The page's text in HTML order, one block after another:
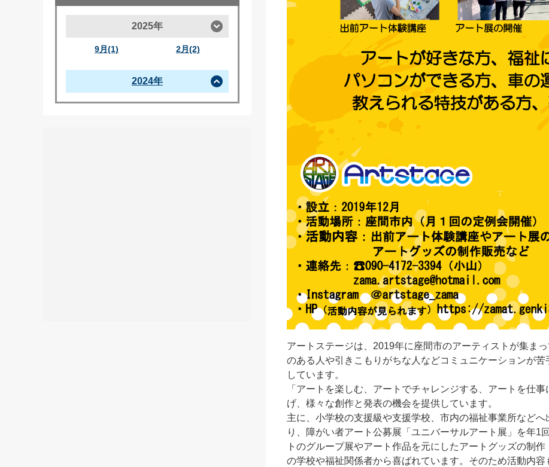
アートステージは、2019年に座間市のアーティストが集ま
のある人や引きこもりがちな人などコミュニケーションが
しています。
「アートを楽しむ、アートでチャレンジする、アートを仕
げ、様々な創作と発表の機会を提供しています。
主に、小学校の支援級や支援学校、市内の福祉事業所など
り、障がい者アート公募展「ユニバーサルアート展」を年1
トのグループ展やアート作品を元にしたアートグッズの制
の学校や福祉関係者から喜ばれています。そのため活動内
2025年
9月(1) 2月(2)
2024年